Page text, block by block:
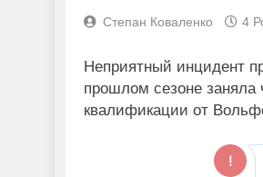
Степан Коваленко 4
Неприятный инцидент
прошлом сезоне заняла
квалификации от